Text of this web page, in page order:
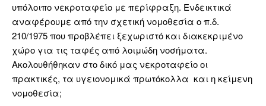
υπόλοιπο νεκροταφείο με περίφραξη. Ενδεικτικά
αναφέρουμε από την σχετική νομοθεσία ο π.δ.
210/1975 που προβλέπει ξεχωριστό και διακεκριμένο
χώρο για τις ταφές από λοιμώδη νοσήματα.
Ακολουθήθηκαν στο δικό μας νεκροταφείο οι
πρακτικές, τα υγειονομικά πρωτόκολλα και η κείμενη
νομοθεσία;